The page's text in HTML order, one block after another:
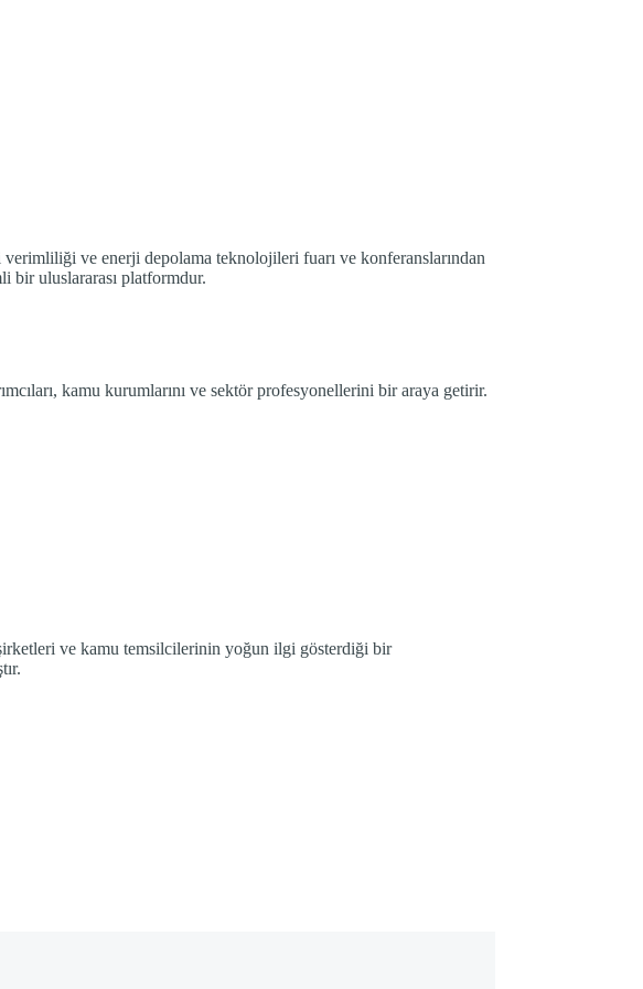
ve enerji depolama teknolojileri fuarı ve konferanslarından
uluslararası platformdur.
kamu kurumlarını ve sektör profesyonellerini bir araya getirir.
ve kamu temsilcilerinin yoğun ilgi gösterdiği bir